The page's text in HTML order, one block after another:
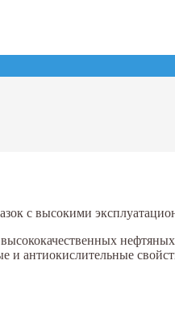
с высокими
антиокислительные